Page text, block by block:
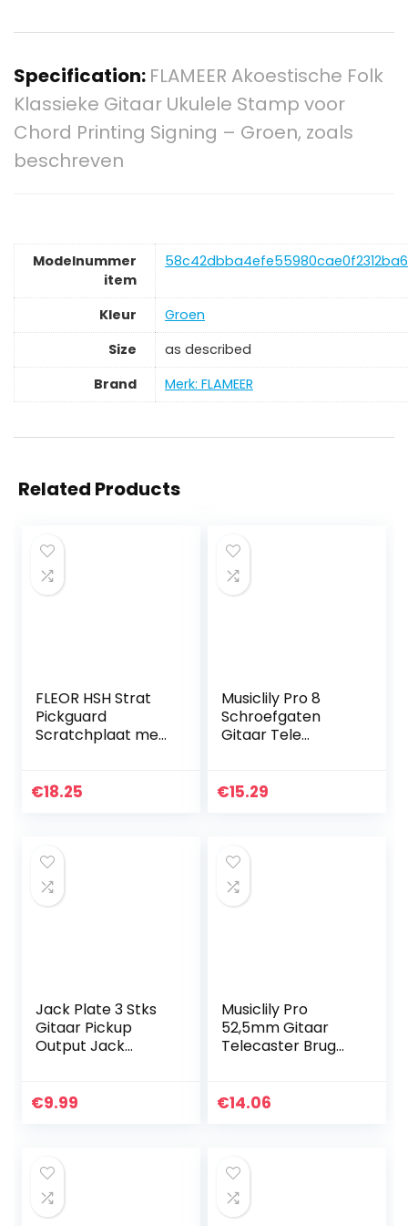
Specification: FLAMEER Akoestische Folk
Klassieke Gitaar Ukulele Stamp voor
Chord Printing Signing – Groen, zoals
beschreven
Modelnummer
item
Kleur
‎Groen
Size
‎as described
Brand
Merk: FLAMEER
Related Products
FLEOR HSH Strat
Pickguard
Scratchplaat met
ns, moderne
€18.25
Musiclily Pro 8
Schroefgaten
Gitaar Tele
Telecaster, 4-
€15.29
Jack Plate 3 Stks
Gitaar Pickup
Output Jack
Plaat voor
€9.99
Musiclily Pro
52,5mm Gitaar
Telecaster Brug
Elektrische Gitaar,
€14.06